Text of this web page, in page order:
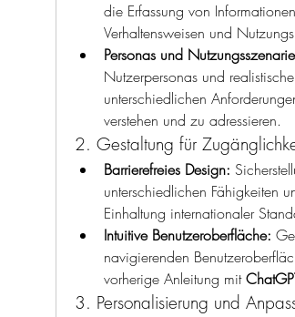
die Erfassung von
Verhaltensweisen und
Personas und
Nutzerpersonas und
unterschiedlichen
verstehen und zu adressieren.
2. Gestaltung für
Barrierefreies Design:
unterschiedlichen Fähigkeiten
Einhaltung internationaler
Intuitive Benutzeroberfläche:
navigierenden
vorherige Anleitung mit
3. Personalisierung und